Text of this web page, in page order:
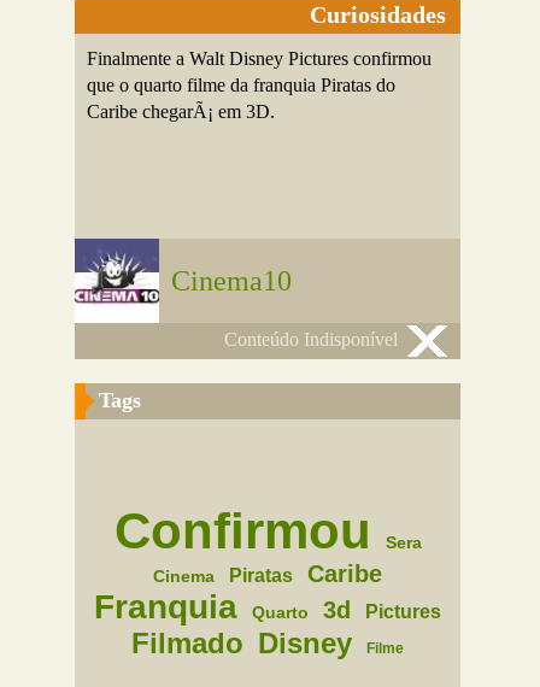
Curiosidades
Finalmente a Walt Disney Pictures confirmou
que o quarto filme da franquia Piratas do
Caribe chegarÃ¡ em 3D.
Cinema10
Conteúdo Indisponível
Tags
Confirmou
Sera
Cinema
Piratas Caribe
Franquia Quarto 3d Pictures
Filmado Disney Filme